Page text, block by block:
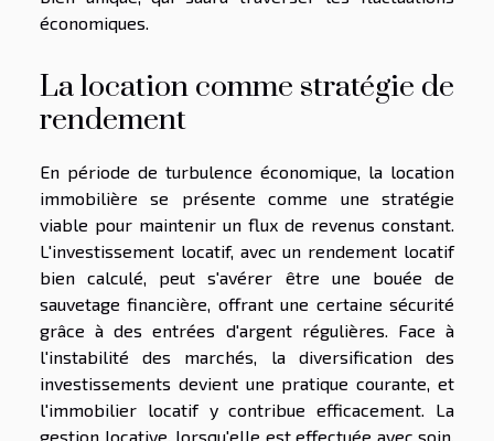
économiques.
La location comme stratégie de
rendement
En période de turbulence économique, la location
immobilière se présente comme une stratégie
viable pour maintenir un flux de revenus constant.
L'investissement locatif, avec un rendement locatif
bien calculé, peut s'avérer être une bouée de
sauvetage financière, offrant une certaine sécurité
grâce à des entrées d'argent régulières. Face à
l'instabilité des marchés, la diversification des
investissements devient une pratique courante, et
l'immobilier locatif y contribue efficacement. La
gestion locative, lorsqu'elle est effectuée avec soin,